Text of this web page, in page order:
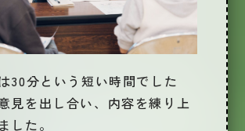
30分という短い時間でした
見を出し合い、内容を練り上
した。